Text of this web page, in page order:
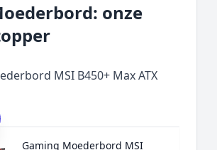
onze
MSI B450+ Max ATX
Gaming Moederbord MSI